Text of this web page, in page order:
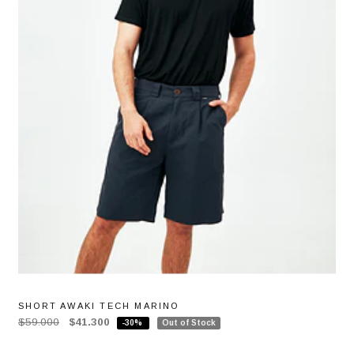
SHORT AWAKI TECH MARINO
$59.000 $41.300 -30% Out of Stock